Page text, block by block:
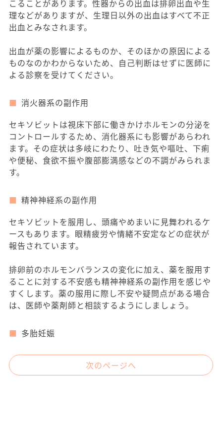
こることがあります。性器からの出血は排卵出血や生
理などがありますが、生理日以外の出血はすべて不正
出血とみなされます。
出血が薬の影響によるものか、そのほかの原因による
ものなのかわからないため、自己判断はせずに医師に
よる診察を受けてください。
消火器系の副作用
セキソビットは視床下部に働きかけホルモンの分泌を
コントロールするため、消化器系にも影響があらわれ
ます。その症状は多岐にわたり、吐き気や嘔吐、下痢
や便秘、食欲不振や腹部膨満感などの不調がみられま
す。
精神神経系の副作用
セキソビットを服用し、頭痛やめまいに見舞われるケ
ースもあります。眼精疲労や情緒不安定などの症状が
報告されています。
排卵前のホルモンバランスの変化に加え、薬を服用す
ることに対する不安感も精神神経系の副作用を感じや
すくします。薬の服用に際し不安や疑問点がある場合
は、医師や薬剤師と相談するようにしましょう。
多胎妊娠
次のページへ